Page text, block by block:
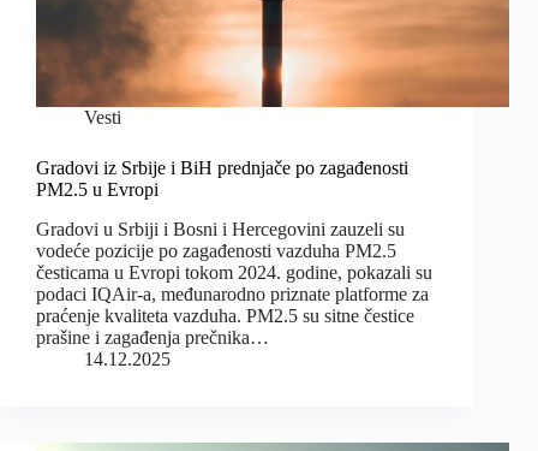
Vesti
Gradovi iz Srbije i BiH prednjače po zagađenosti
PM2.5 u Evropi
Gradovi u Srbiji i Bosni i Hercegovini zauzeli su
vodeće pozicije po zagađenosti vazduha PM2.5
česticama u Evropi tokom 2024. godine, pokazali su
podaci IQAir-a, međunarodno priznate platforme za
praćenje kvaliteta vazduha. PM2.5 su sitne čestice
prašine i zagađenja prečnika…
14.12.2025